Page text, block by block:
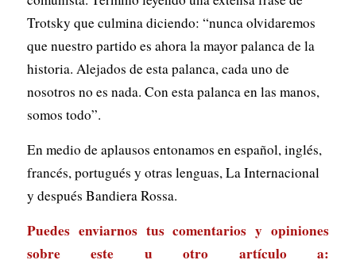
Trotsky que culmina diciendo: “nunca olvidaremos
que nuestro partido es ahora la mayor palanca de la
historia. Alejados de esta palanca, cada uno de
nosotros no es nada. Con esta palanca en las manos,
somos todo”.
En medio de aplausos entonamos en español, inglés,
francés, portugués y otras lenguas, La Internacional
y después Bandiera Rossa.
Puedes enviarnos tus comentarios y opiniones
sobre este u otro artículo a: